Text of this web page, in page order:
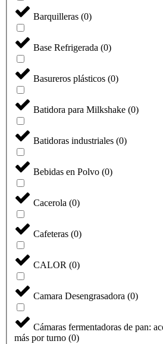
Barquilleras (0)
Base Refrigerada (0)
Basureros plásticos (0)
Batidora para Milkshake (0)
Batidoras industriales (0)
Bebidas en Polvo (0)
Cacerola (0)
Cafeteras (0)
CALOR (0)
Camara Desengrasadora (0)
Cámaras fermentadoras de pan:
más por turno (0)